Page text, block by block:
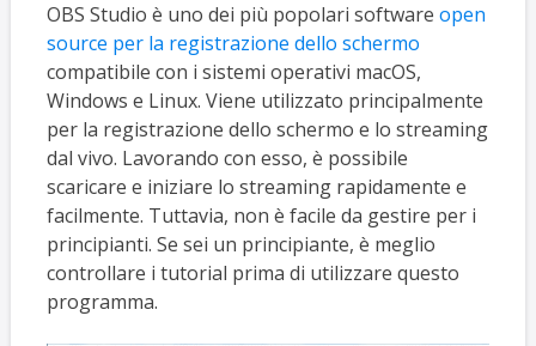
OBS Studio è uno dei più popolari software open
source per la registrazione dello schermo
compatibile con i sistemi operativi macOS,
Windows e Linux. Viene utilizzato principalmente
per la registrazione dello schermo e lo streaming
dal vivo. Lavorando con esso, è possibile
scaricare e iniziare lo streaming rapidamente e
facilmente. Tuttavia, non è facile da gestire per i
principianti. Se sei un principiante, è meglio
controllare i tutorial prima di utilizzare questo
programma.